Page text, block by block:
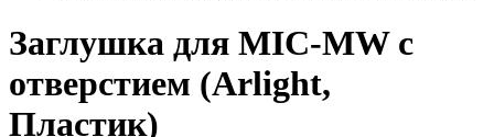
Заглушка для MIC-MW с
отверстием (Arlight,
Пластик)